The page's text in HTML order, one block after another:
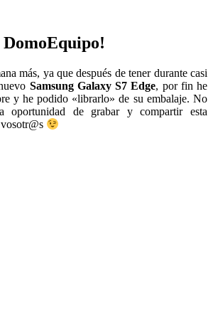
DomoEquipo!
más, ya que después de tener durante casi
Samsung Galaxy S7 Edge, por fin he
y he podido «librarlo» de su embalaje. No
oportunidad de grabar y compartir esta